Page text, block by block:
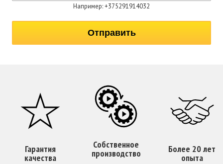
Например: +375291914032
Гарантия
качества
Собственное
производство Более 20 лет
опыта